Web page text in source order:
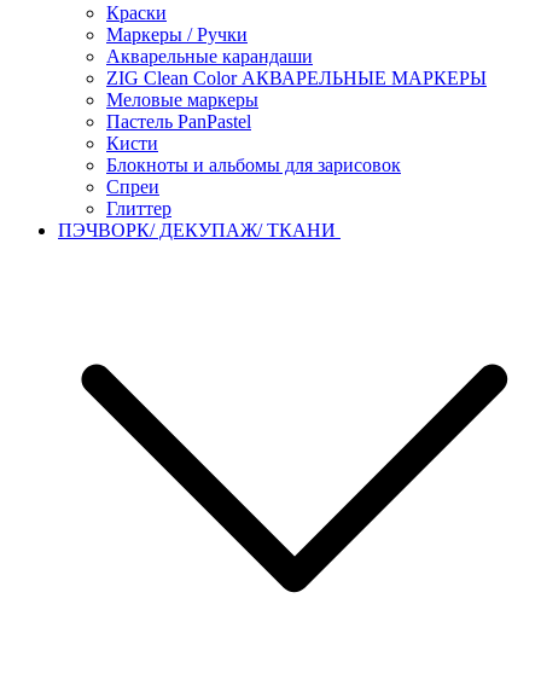
Краски
Маркеры / Ручки
Акварельные карандаши
ZIG Clean Color АКВАРЕЛЬНЫЕ МАРКЕРЫ
Меловые маркеры
Пастель PanPastel
Кисти
Блокноты и альбомы для зарисовок
Спреи
Глиттер
ПЭЧВОРК/ ДЕКУПАЖ/ ТКАНИ